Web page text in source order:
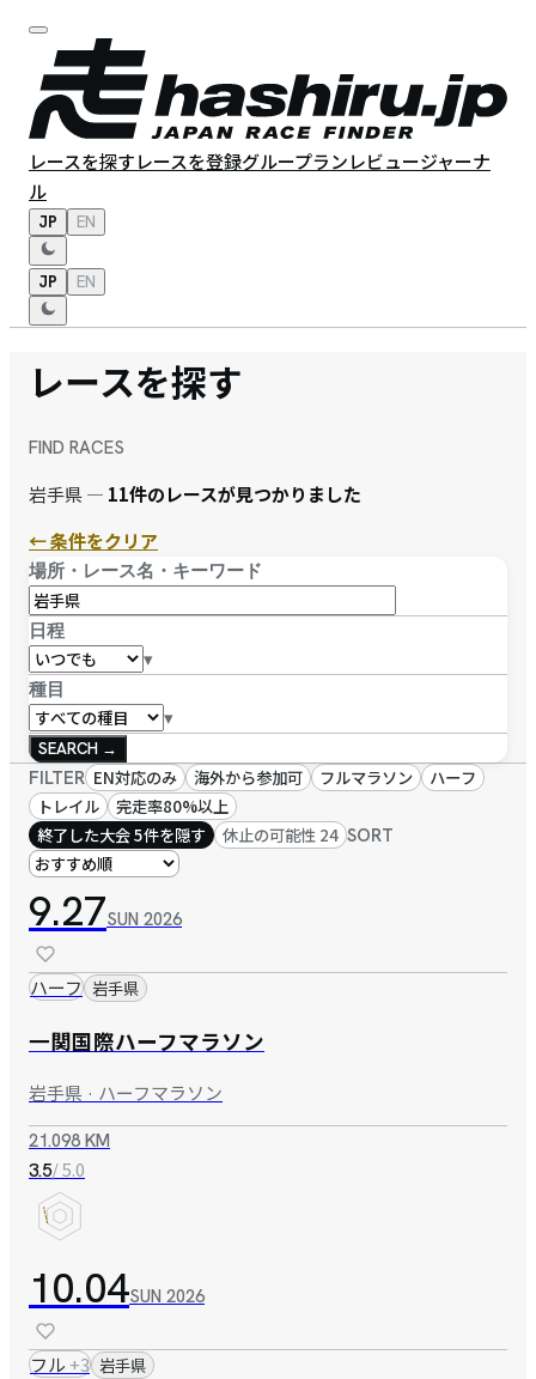
レースを探すレースを登録グループランレビュージャーナ
ル
JP EN
JP EN
レースを探す
FIND RACES
岩手県 — 11件のレースが見つかりました
← 条件をクリア
場所・レース名・キーワード
日程
▾
種目
▾
SEARCH →
FILTER EN対応のみ 海外から参加可 フルマラソン
ハーフ
トレイル
完走率80%以上
終了した大会 5件を隠す
休止の可能性 24 SORT
9.27SUN 2026
ハーフ 岩手県
一関国際ハーフマラソン
岩手県 · ハーフマラソン
21.098 KM
3.5/ 5.0
10.04SUN 2026
フル+3 岩手県